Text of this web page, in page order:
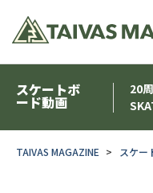
スケートボ
ード動画
20
TAIVAS MAGAZINE スケー